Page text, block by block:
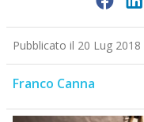
Pubblicato il 20 Lug 2018
Franco Canna